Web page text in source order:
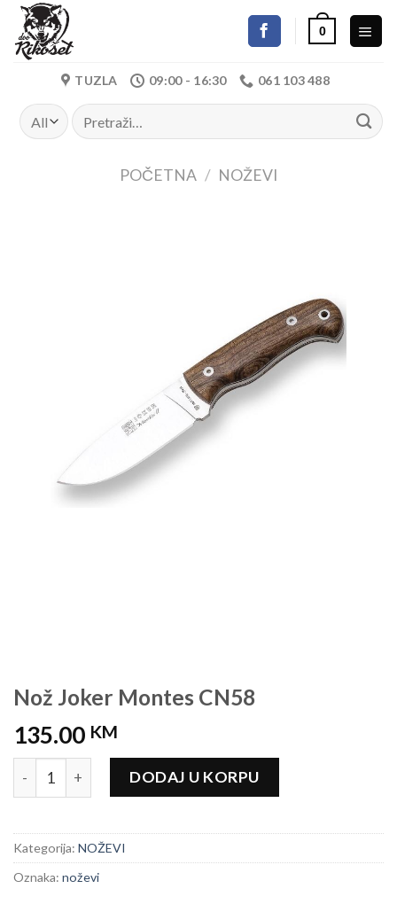
Skip
content
0
TUZLA 09:00 - 16:30 061 103 488
Pretraži:
POČETNA / NOŽEVI
Nož Joker Montes CN58
135.00 KM
Nož Joker Montes CN58 količina
DODAJ U KORPU
Kategorija: NOŽEVI
Oznaka: noževi